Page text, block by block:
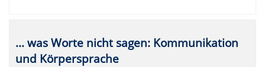
... was Worte nicht sagen: Kommunikation
und Körpersprache